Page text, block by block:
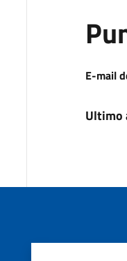
E-mail
Ultimo